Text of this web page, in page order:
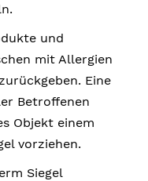
und
mit Allergien
Eine
Betroffenen
Objekt einem
vorziehen.
Siegel